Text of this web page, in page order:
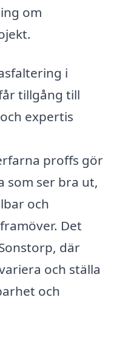
om
i
tillgång till
expertis
proffs gör
som ser bra ut,
och
Det
där
och ställa
och